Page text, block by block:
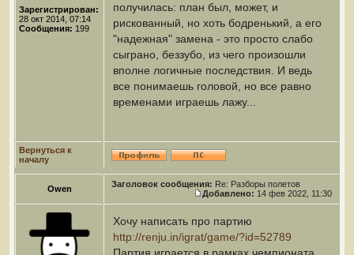
Зарегистрирован:
28 окт 2014, 07:14
Сообщения: 199
получилась: план был, может, и
рискованный, но хоть бодренький, а его
"надежная" замена - это просто слабо
сыграно, беззубо, из чего произошли
вполне логичные последствия. И ведь
все понимаешь головой, но все равно
временами играешь лажу...
Вернуться к
началу
Owen Заголовок сообщения: Re: Разборы полетов
Добавлено: 14 фев 2022, 11:30
Хочу написать про партию
http://renju.in/igrat/game/?id=52789